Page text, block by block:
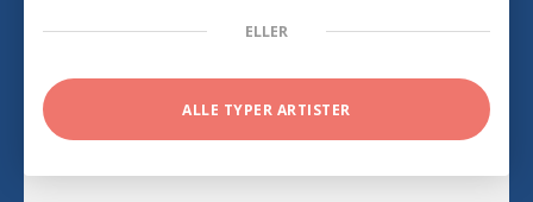
ELLER
ALLE TYPER ARTISTER